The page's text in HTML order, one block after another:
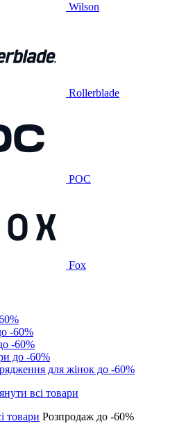
Wilson
Rollerblade
POC
Fox
-60%
-60%
до -60%
для жінок до -60%
товари Розпродаж до -60%